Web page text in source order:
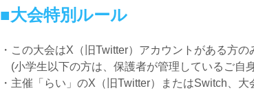
■大会特別ルール
・この大会はX（旧Twitter）アカウントがある方の
(小学生以下の方は、保護者が管理しているご自
・主催「らい」のX（旧Twitter）またはSwitch、